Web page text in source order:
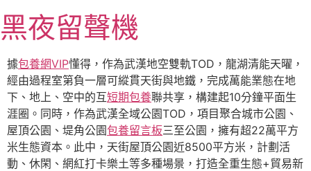
至
主
要
內
容
黑夜留聲機
據包養網VIP懂得，作為武漢地空雙軌TOD，龍湖清能天曜，
經由過程室第負一層可縱貫天街與地鐵，完成萬能業態在地
下、地上、空中的互短期包養聯共享，構建起10分鐘平面生
涯圈。同時，作為武漢全域公園TOD，項目聚合城市公園、
屋頂公園、堤角公園包養留言板三至公園，擁有超22萬平方
米生態資本。此中，天街屋頂公園近8500平方米，計劃活
動、休閑、網紅打卡樂土等多種場景，打造全重生態+貿易新